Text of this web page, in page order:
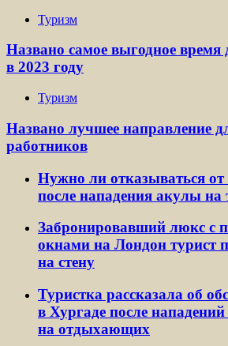
Туризм
Названо самое выгодное время
в 2023 году
Туризм
Названо лучшее направление
работников
Нужно ли отказываться от
после нападения акулы на
Забронировавший люкс с
окнами на Лондон турист
на стену
Туристка рассказала об
в Хургаде после
на отдыхающих